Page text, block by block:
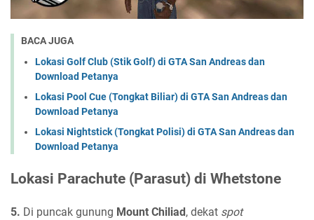
BACA JUGA
Lokasi Golf Club (Stik Golf) di GTA San Andreas dan
Download Petanya
Lokasi Pool Cue (Tongkat Biliar) di GTA San Andreas dan
Download Petanya
Lokasi Nightstick (Tongkat Polisi) di GTA San Andreas dan
Download Petanya
Lokasi Parachute (Parasut) di Whetstone
5. Di puncak gunung Mount Chiliad, dekat spot